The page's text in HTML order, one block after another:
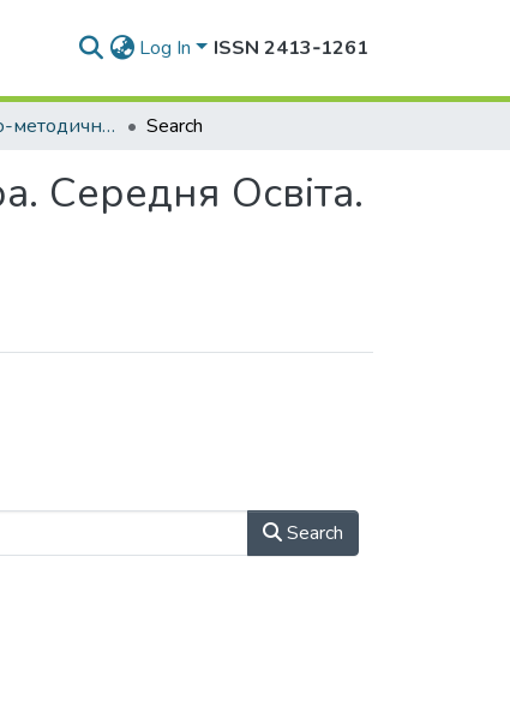
Log In ISSN 2413‑1261
*** Навчально-методичні комплекси. Магістратура. Середня Освіта. Інформатика та програмування 014. Search
Середня Освіта.
Search